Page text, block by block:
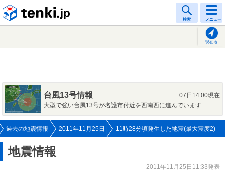
検索 メニュー
現在地
台風13号情報
07日14:00現在
大型で強い台風13号が名護市付近を西南西に進んでいます
過去の地震情報 2011年11月25日 11時28分頃発生した地震(最大震度2)
地震情報
2011年11月25日11:33発表